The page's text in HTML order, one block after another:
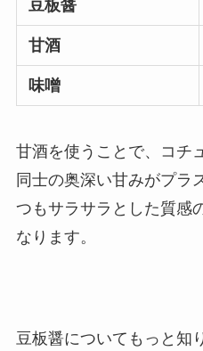
豆板醤
甘酒
味噌
甘酒を使うことで、コチ
同士の奥深い甘みがプラ
つもサラサラとした質感
なります。
豆板醤についてもっと知